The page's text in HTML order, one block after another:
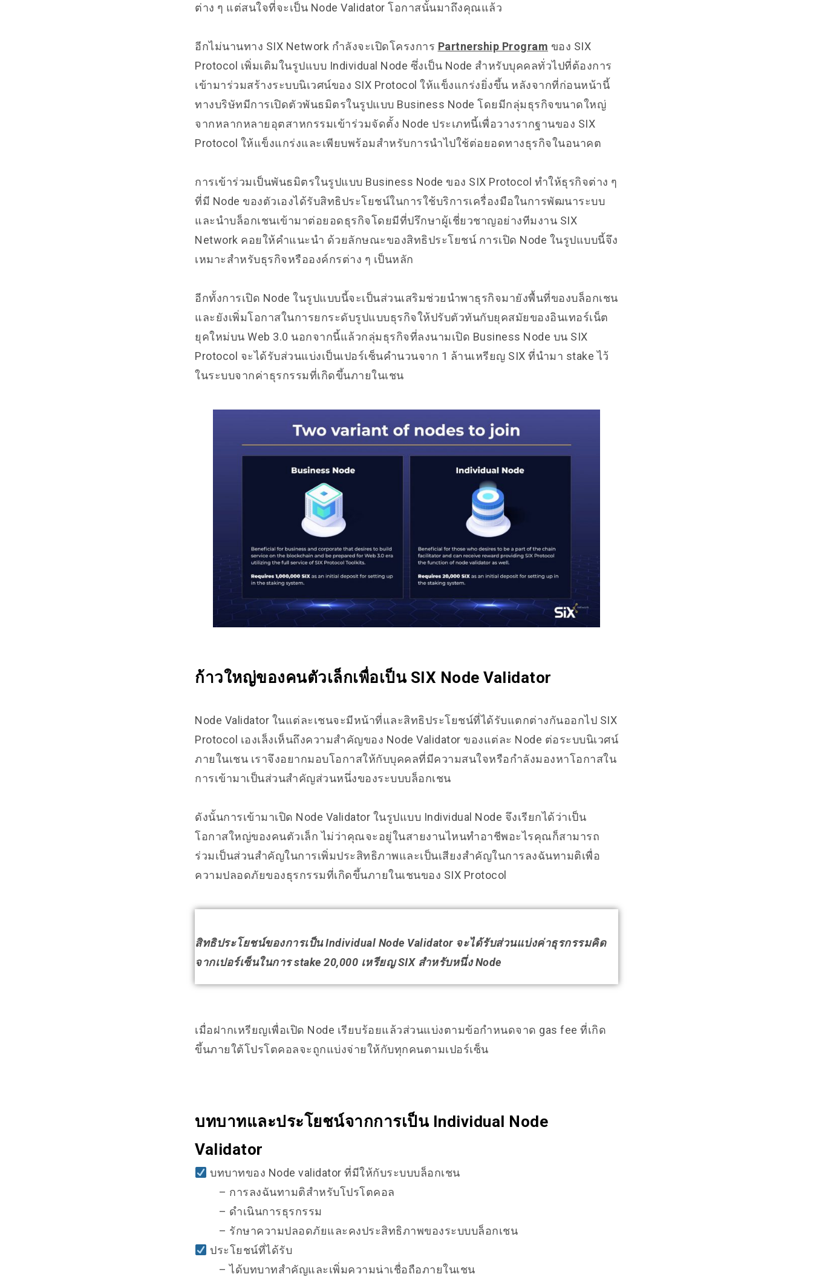
ต่าง ๆ แต่สนใจที่จะเป็น Node Validator โอกาสนั้นมาถึงคุณแล้ว
อีกไม่นานทาง SIX Network กำลังจะเปิดโครงการ Partnership Program ของ SIX
Protocol เพิ่มเติมในรูปแบบ Individual Node ซึ่งเป็น Node สำหรับบุคคลทั่วไปที่ต้องการ
เข้ามาร่วมสร้างระบบนิเวศน์ของ SIX Protocol ให้แข็งแกร่งยิ่งขึ้น หลังจากที่ก่อนหน้านี้
ทางบริษัทมีการเปิดตัวพันธมิตรในรูปแบบ Business Node โดยมีกลุ่มธุรกิจขนาดใหญ่
จากหลากหลายอุตสาหกรรมเข้าร่วมจัดตั้ง Node ประเภทนี้เพื่อวางรากฐานของ SIX
Protocol ให้แข็งแกร่งและเพียบพร้อมสำหรับการนำไปใช้ต่อยอดทางธุรกิจในอนาคต
การเข้าร่วมเป็นพันธมิตรในรูปแบบ Business Node ของ SIX Protocol ทำให้ธุรกิจต่าง ๆ
ที่มี Node ของตัวเองได้รับสิทธิประโยชน์ในการใช้บริการเครื่องมือในการพัฒนาระบบ
และนำบล็อกเชนเข้ามาต่อยอดธุรกิจโดยมีที่ปรึกษาผู้เชี่ยวชาญอย่างทีมงาน SIX
Network คอยให้คำแนะนำ ด้วยลักษณะของสิทธิประโยชน์ การเปิด Node ในรูปแบบนี้จึง
เหมาะสำหรับธุรกิจหรือองค์กรต่าง ๆ เป็นหลัก
อีกทั้งการเปิด Node ในรูปแบบนี้จะเป็นส่วนเสริมช่วยนำพาธุรกิจมายังพื้นที่ของบล็อกเชน
และยังเพิ่มโอกาสในการยกระดับรูปแบบธุรกิจให้ปรับตัวทันกับยุคสมัยของอินเทอร์เน็ต
ยุคใหม่บน Web 3.0 นอกจากนี้แล้วกลุ่มธุรกิจที่ลงนามเปิด Business Node บน SIX
Protocol จะได้รับส่วนแบ่งเป็นเปอร์เซ็นคำนวนจาก 1 ล้านเหรียญ SIX ที่นำมา stake ไว้
ในระบบจากค่าธุรกรรมที่เกิดขึ้นภายในเชน
ก้าวใหญ่ของคนตัวเล็กเพื่อเป็น SIX Node Validator
Node Validator ในแต่ละเชนจะมีหน้าที่และสิทธิประโยชน์ที่ได้รับแตกต่างกันออกไป SIX
Protocol เองเล็งเห็นถึงความสำคัญของ Node Validator ของแต่ละ Node ต่อระบบนิเวศน์
ภายในเชน เราจึงอยากมอบโอกาสให้กับบุคคลที่มีความสนใจหรือกำลังมองหาโอกาสใน
การเข้ามาเป็นส่วนสำคัญส่วนหนึ่งของระบบบล็อกเชน
ดังนั้นการเข้ามาเปิด Node Validator ในรูปแบบ Individual Node จึงเรียกได้ว่าเป็น
โอกาสใหญ่ของคนตัวเล็ก ไม่ว่าคุณจะอยู่ในสายงานไหนทำอาชีพอะไรคุณก็สามารถ
ร่วมเป็นส่วนสำคัญในการเพิ่มประสิทธิภาพและเป็นเสียงสำคัญในการลงฉันทามติเพื่อ
ความปลอดภัยของธุรกรรมที่เกิดขึ้นภายในเชนของ SIX Protocol
สิทธิประโยชน์ของการเป็น Individual Node Validator จะได้รับส่วนแบ่งค่าธุรกรรมคิด
จากเปอร์เซ็นในการ stake 20,000 เหรียญ SIX สำหรับหนึ่ง Node
เมื่อฝากเหรียญเพื่อเปิด Node เรียบร้อยแล้วส่วนแบ่งตามข้อกำหนดจาด gas fee ที่เกิด
ขึ้นภายใต้โปรโตคอลจะถูกแบ่งจ่ายให้กับทุกคนตามเปอร์เซ็น
บทบาทและประโยชน์จากการเป็น Individual Node
Validator
บทบาทของ Node validator ที่มีให้กับระบบบล็อกเชน
– การลงฉันทามติสำหรับโปรโตคอล
– ดำเนินการธุรกรรม
– รักษาความปลอดภัยและคงประสิทธิภาพของระบบบล็อกเชน
ประโยชน์ที่ได้รับ
– ได้บทบาทสำคัญและเพิ่มความน่าเชื่อถือภายในเชน